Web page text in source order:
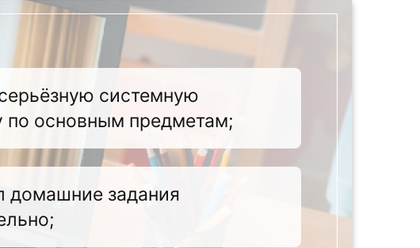
системную
по основным предметам;
домашние задания